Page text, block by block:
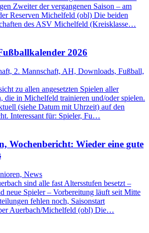
Zweiter der vergangenen Saison – am
Reserven Michelfeld (obl) Die beiden
des ASV Michelfeld (Kreisklasse…
2026
2. Mannschaft, AH, Downloads, Fußball,
zu allen angesetzten Spielen aller
die in Michelfeld trainieren und/oder spielen.
(siehe Datum mit Uhrzeit) auf den
Interessant für: Spieler, Fu…
Wochenbericht: Wieder eine gute
News
sind alle fast Altersstufen besetzt –
neue Spieler – Vorbereitung läuft seit Mitte
fehlen noch, Saisonstart
Auerbach/Michelfeld (obl) Die…